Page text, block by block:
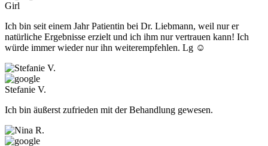
Girl
Ich bin seit einem Jahr Patientin bei Dr. Liebmann, weil nur er
natürliche Ergebnisse erzielt und ich ihm nur vertrauen kann! Ich
würde immer wieder nur ihn weiterempfehlen. Lg ☺️
Stefanie V.
Ich bin äußerst zufrieden mit der Behandlung gewesen.